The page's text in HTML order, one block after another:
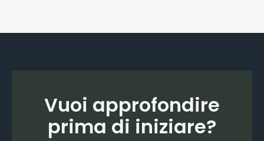
Vuoi approfondire
prima di iniziare?